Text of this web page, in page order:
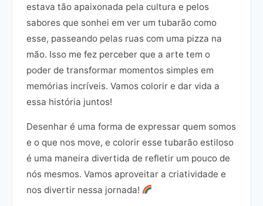
estava tão apaixonada pela cultura e pelos
sabores que sonhei em ver um tubarão como
esse, passeando pelas ruas com uma pizza na
mão. Isso me fez perceber que a arte tem o
poder de transformar momentos simples em
memórias incríveis. Vamos colorir e dar vida a
essa história juntos!
Desenhar é uma forma de expressar quem somos
e o que nos move, e colorir esse tubarão estiloso
é uma maneira divertida de refletir um pouco de
nós mesmos. Vamos aproveitar a criatividade e
nos divertir nessa jornada!